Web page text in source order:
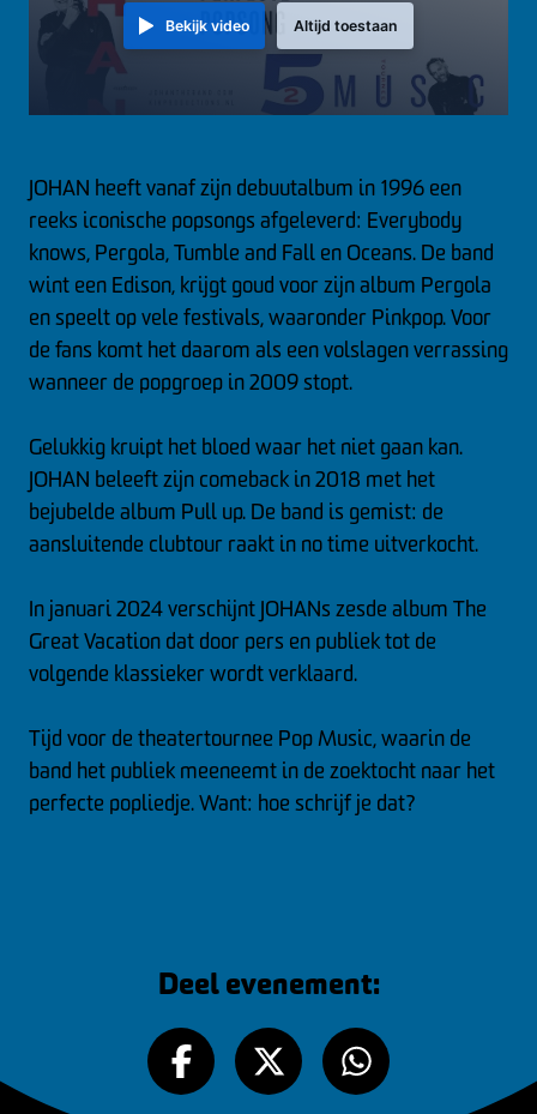
Bekijk video Altijd toestaan
JOHAN heeft vanaf zijn debuutalbum in 1996 een
reeks iconische popsongs afgeleverd: Everybody
knows, Pergola, Tumble and Fall en Oceans. De band
wint een Edison, krijgt goud voor zijn album Pergola
en speelt op vele festivals, waaronder Pinkpop. Voor
de fans komt het daarom als een volslagen verrassing
wanneer de popgroep in 2009 stopt.
Gelukkig kruipt het bloed waar het niet gaan kan.
JOHAN beleeft zijn comeback in 2018 met het
bejubelde album Pull up. De band is gemist: de
aansluitende clubtour raakt in no time uitverkocht.
In januari 2024 verschijnt JOHANs zesde album The
Great Vacation dat door pers en publiek tot de
volgende klassieker wordt verklaard.
Tijd voor de theatertournee Pop Music, waarin de
band het publiek meeneemt in de zoektocht naar het
perfecte popliedje. Want: hoe schrijf je dat?
Deel evenement: